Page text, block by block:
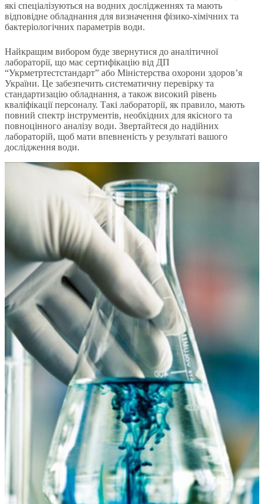
які спеціалізуються на водних дослідженнях та мають
відповідне обладнання для визначення фізико-хімічних та
бактеріологічних параметрів води.
Найкращим вибором буде звернутися до аналітичної
лабораторії, що має сертифікацію від ДП
“Укрметртестстандарт” або Міністерства охорони здоров’я
України. Це забезпечить систематичну перевірку та
стандартизацію обладнання, а також високий рівень
кваліфікації персоналу. Такі лабораторії, як правило, мають
повний спектр інструментів, необхідних для якісного та
повноцінного аналізу води. Звертайтеся до надійних
лабораторій, щоб мати впевненість у результаті вашого
дослідження води.